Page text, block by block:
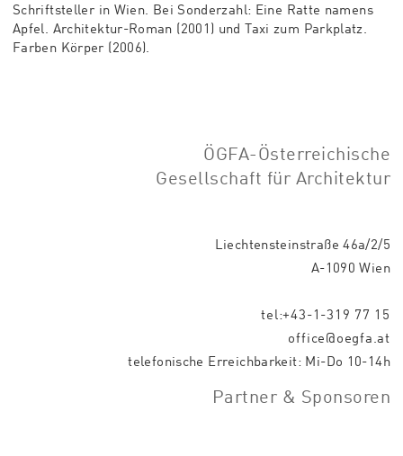
Schriftsteller in Wien. Bei Sonderzahl: Eine Ratte namens
Apfel. Architektur-Roman (2001) und Taxi zum Parkplatz.
Farben Körper (2006).
ÖGFA-Österreichische
Gesellschaft für Architektur
Liechtensteinstraße 46a/2/5
A-1090 Wien
tel:+43-1-319 77 15
office@oegfa.at
telefonische Erreichbarkeit: Mi-Do 10-14h
Partner & Sponsoren